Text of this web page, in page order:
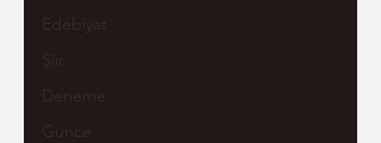
Edebiyat
Şiir
Deneme
Günce